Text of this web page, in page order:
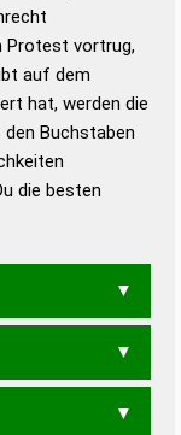
in 12 Bänden
gutes
Grammatik
Protest vortrug,
auf dem
hat, werden die
Buchstaben
die besten